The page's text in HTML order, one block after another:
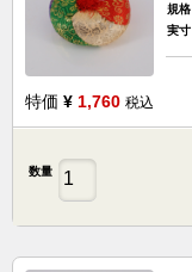
規格
実寸
特価 ¥ 1,760 税込
数量